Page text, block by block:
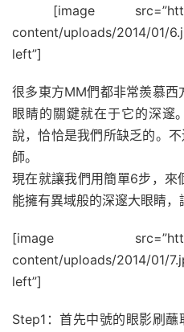
[image src=”http://
content/uploads/2014/01/
left”]
很多東方MM們都非常羨慕西
眼睛的關鍵就在于它的深邃
說，恰恰是我們所缺乏的。
師。
現在就讓我們用簡單6步，來
能擁有異域般的深邃大眼睛，
[image src=”http://
content/uploads/2014/01/
left”]
Step1：首先中號的眼影刷蘸